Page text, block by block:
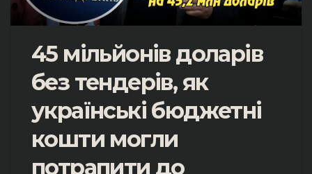
45 мільйонів доларів
без тендерів, як
українські бюджетні
кошти могли
потрапити до